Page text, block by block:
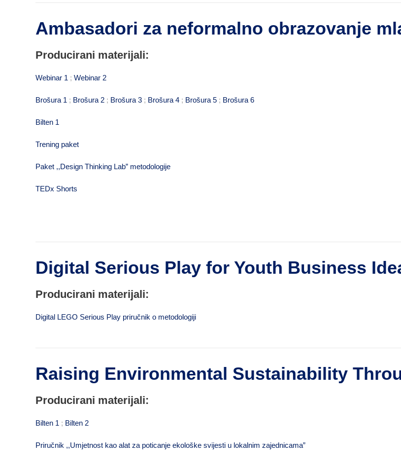
Ambasadori za neformalno obrazovanje
Producirani materijali:
Webinar 1 ; Webinar 2
Brošura 1 ; Brošura 2 ; Brošura 3 ; Brošura 4 ; Brošura 5 ; Brošura 6
Bilten 1
Trening paket
Paket ,,Design Thinking Lab” metodologije
TEDx Shorts
Digital Serious Play for Youth Business
Producirani materijali:
Digital LEGO Serious Play priručnik o metodologiji
Raising Environmental Sustainability
Producirani materijali:
Bilten 1 ; Bilten 2
Priručnik ,,Umjetnost kao alat za poticanje ekološke svijesti u lokalnim zajednicama”